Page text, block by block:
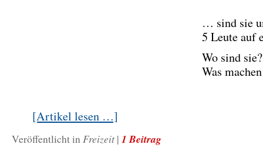
… sind sie
5 Leute auf
Wo sind sie?
Was
[Artikel lesen …]
Veröffentlicht inFreizeit | 1 Beitrag